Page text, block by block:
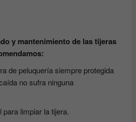
y mantenimiento de las tijeras
peluquería siempre protegida
no sufra ninguna
limpiar la tijera.